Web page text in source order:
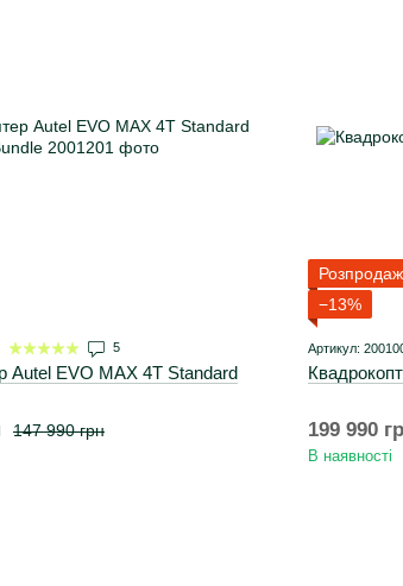
5
Autel EVO MAX 4T Standard
147 990 грн
Розпродаж
−13%
Артикул:
199 990
В наявності